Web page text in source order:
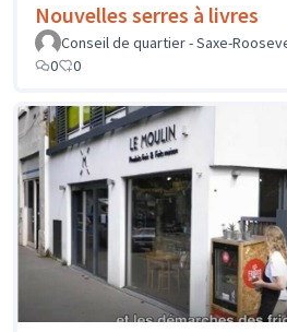
Nouvelles serres à livres
Conseil de quartier - Saxe-
0
0